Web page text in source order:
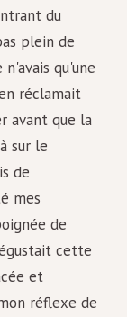
du
plein de
qu'une
réclamait
avant que la
sur le
de
mes
de
cette
et
réflexe de